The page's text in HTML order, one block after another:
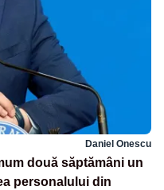
Daniel Onescu
două săptămâni un
personalului din